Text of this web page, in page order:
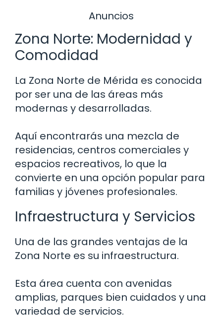
Anuncios
Zona Norte: Modernidad y
Comodidad
La Zona Norte de Mérida es conocida
por ser una de las áreas más
modernas y desarrolladas.
Aquí encontrarás una mezcla de
residencias, centros comerciales y
espacios recreativos, lo que la
convierte en una opción popular para
familias y jóvenes profesionales.
Infraestructura y Servicios
Una de las grandes ventajas de la
Zona Norte es su infraestructura.
Esta área cuenta con avenidas
amplias, parques bien cuidados y una
variedad de servicios.